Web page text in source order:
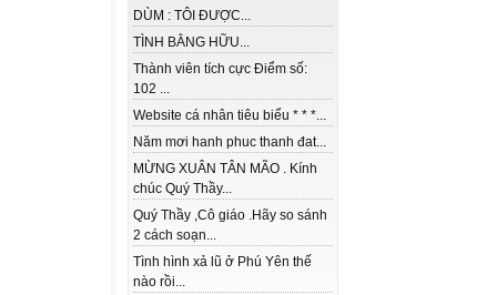
DÙM : TÔI ĐƯỢC...
TÌNH BẰNG HỮU...
Thành viên tích cực Điểm số:
102 ...
Website cá nhân tiêu biểu * * *...
Năm mơi hanh phuc thanh đat...
MỪNG XUÂN TÂN MÃO . Kính
chúc Quý Thầy...
Quý Thầy ,Cô giáo .Hãy so sánh
2 cách soạn...
Tình hình xả lũ ở Phú Yên thế
nào rồi...